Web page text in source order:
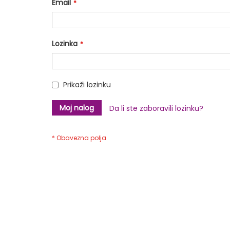
Email
Lozinka
Prikaži lozinku
Moj nalog Da li ste zaboravili lozinku?